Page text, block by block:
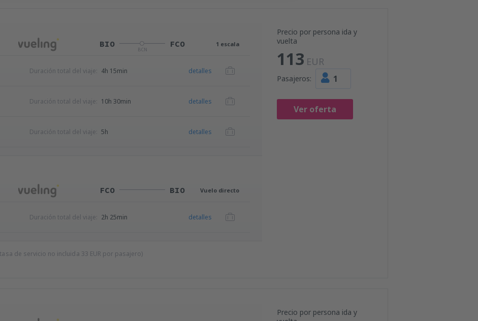
Precio por persona ida y
vuelta
113 EUR
Pasajeros: 1
Ver oferta
BIO
BCN
FCO 1 escala
Duración total del viaje: 4h 15min detalles
Duración total del viaje: 10h 30min detalles
Duración total del viaje: 5h detalles
FCO BIO Vuelo directo
Duración total del viaje: 2h 25min detalles
de servicio no incluida 33 EUR por pasajero)
Precio por persona ida y